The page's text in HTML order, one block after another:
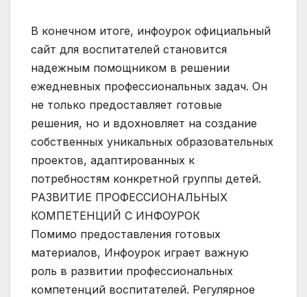
В конечном итоге, инфоурок официальный
сайт для воспитателей становится
надежным помощником в решении
ежедневных профессиональных задач. Он
не только предоставляет готовые
решения, но и вдохновляет на создание
собственных уникальных образовательных
проектов, адаптированных к
потребностям конкретной группы детей.
РАЗВИТИЕ ПРОФЕССИОНАЛЬНЫХ
КОМПЕТЕНЦИЙ С ИНФОУРОК
Помимо предоставления готовых
материалов, Инфоурок играет важную
роль в развитии профессиональных
компетенций воспитателей. Регулярное